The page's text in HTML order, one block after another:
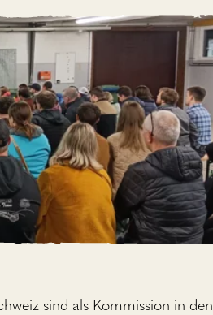
sind als Kommission in den